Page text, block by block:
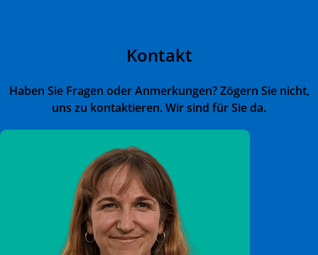
Kontakt
Haben Sie Fragen oder Anmerkungen? Zögern Sie nicht,
uns zu kontaktieren. Wir sind für Sie da.